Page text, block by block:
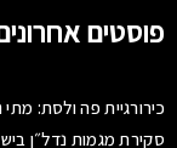
פוסטים
כירורגיית פה ולסת:
סקירת מגמות נדל״ן